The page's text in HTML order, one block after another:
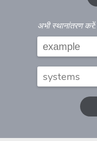
अभी स्थानांतरण करें: